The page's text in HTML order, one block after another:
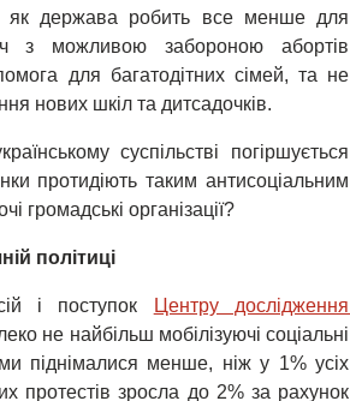
як держава робить все менше для
з можливою забороною абортів
для багатодітних сімей, та не
нових шкіл та дитсадочків.
суспільстві погіршується
протидіють таким антисоціальним
громадські організації?
політиці
і поступок
Центру дослідження
не найбільш мобілізуючі соціальні
піднімалися менше, ніж у 1% усіх
протестів зросла до 2% за рахунок